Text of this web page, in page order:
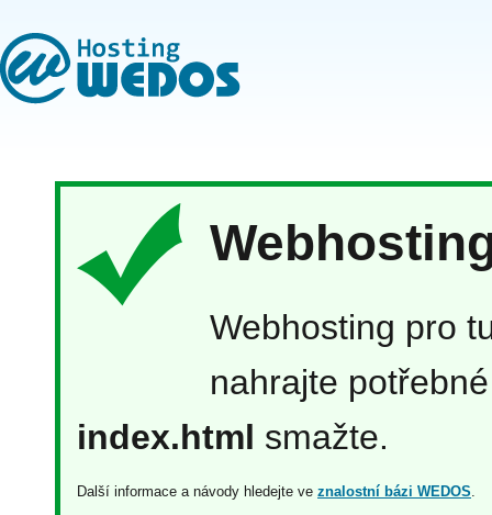
Webhosting pro
nahrajte
index.html smažte.
Další informace a návody hledejte ve znalostní bázi WEDOS.